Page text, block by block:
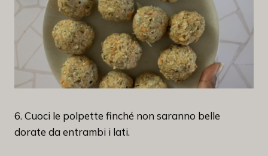
6. Cuoci le polpette finché non saranno belle
dorate da entrambi i lati.